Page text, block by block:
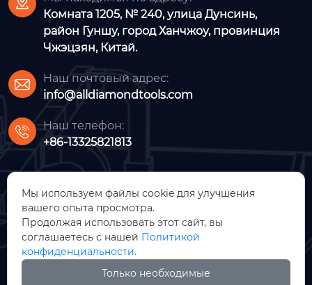
Комната 1205, № 240, улица Дунсинь,
район Гуншу, город Ханчжоу, провинция
Чжэцзян, Китай.

Наш почтовый адрес:
info@alldiamondtools.com

Наш телефон:
+86-13325821813
ООО Импорт и экспорт Ханчжоу
Ройс
Мы используем файлы cookie для улучшения
вашего опыта просмотра.
Продолжая использовать этот сайт, вы
соглашаетесь с нашей Политикой
конфиденциальности.
Только необходимые